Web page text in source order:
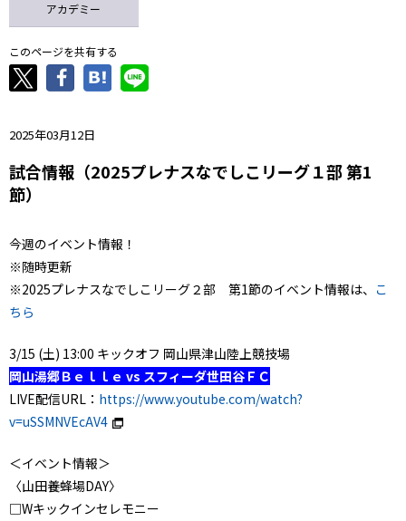
アカデミー
このページを共有する
2025年03月12日
試合情報（2025プレナスなでしこリーグ１部 第1
節）
今週のイベント情報！
※随時更新
※2025プレナスなでしこリーグ２部 第1節のイベント情報は、 こ
ちら
3/15 (土) 13:00 キックオフ 岡山県津山陸上競技場
岡山湯郷Ｂｅｌｌｅ vs スフィーダ世田谷ＦＣ
LIVE配信URL： https://www.youtube.com/watch?
v=uSSMNVEcAV4
＜イベント情報＞
〈山田養蜂場DAY〉
□Wキックインセレモニー